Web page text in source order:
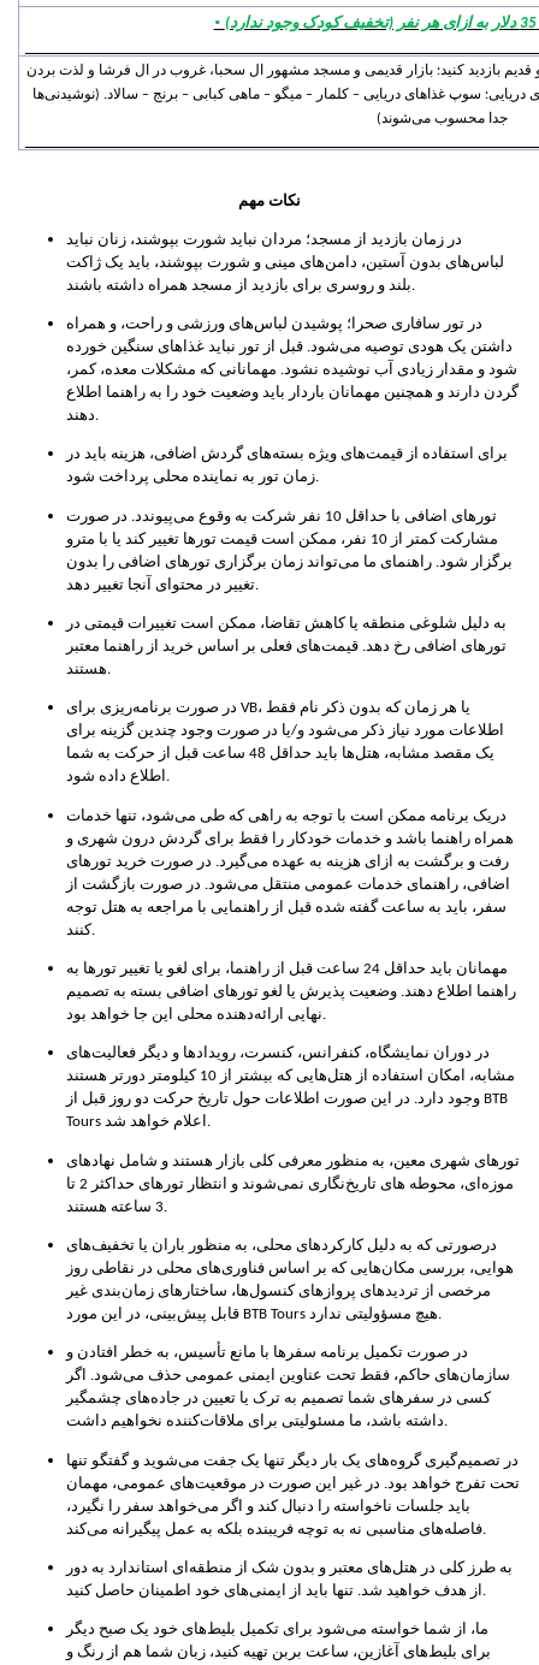
·
بازدید کنید: بازار قدیمی و مسجد مشهور ال سحبا، غروب در ال فرشا و لذت بردن
سوپ غذاهای دریایی – کلمار – میگو – ماهی کبابی – برنج – سالاد. (نوشیدنی‌ها
جدا محسوب می‌شوند)
نکات مهم
در زمان بازدید از مسجد؛ مردان نباید شورت بپوشند، زنان نباید
لباس‌های بدون آستین، دامن‌های مینی و شورت بپوشند، باید یک ژاکت
بلند و روسری برای بازدید از مسجد همراه داشته باشند.
در تور سافاری صحرا؛ پوشیدن لباس‌های ورزشی و راحت، و همراه
داشتن یک هودی توصیه می‌شود. قبل از تور نباید غذاهای سنگین خورده
شود و مقدار زیادی آب نوشیده نشود. مهمانانی که مشکلات معده، کمر،
گردن دارند و همچنین مهمانان باردار باید وضعیت خود را به راهنما اطلاع
دهند.
برای استفاده از قیمت‌های ویژه بسته‌های گردش اضافی، هزینه باید در
زمان تور به نماینده محلی پرداخت شود.
تورهای اضافی با حداقل 10 نفر شرکت به وقوع می‌پیوندد. در صورت
مشارکت کمتر از 10 نفر، ممکن است قیمت تورها تغییر کند یا با مترو
برگزار شود. راهنمای ما می‌تواند زمان برگزاری تورهای اضافی را بدون
تغییر در محتوای آنجا تغییر دهد.
به دلیل شلوغی منطقه یا کاهش تقاضا، ممکن است تغییرات قیمتی در
تورهای اضافی رخ دهد. قیمت‌های فعلی بر اساس خرید از راهنما معتبر
هستند.
در صورت برنامه‌ریزی برای VB، یا هر زمان که بدون ذکر نام فقط
اطلاعات مورد نیاز ذکر می‌شود و/یا در صورت وجود چندین گزینه برای
یک مقصد مشابه، هتل‌ها باید حداقل 48 ساعت قبل از حرکت به شما
اطلاع داده شود.
دریک برنامه ممکن است با توجه به راهی که طی می‌شود، تنها خدمات
همراه راهنما باشد و خدمات خودکار را فقط برای گردش درون شهری و
رفت و برگشت به ازای هزینه به عهده می‌گیرد. در صورت خرید تورهای
اضافی، راهنمای خدمات عمومی منتقل می‌شود. در صورت بازگشت از
سفر، باید به ساعت گفته شده قبل از راهنمایی با مراجعه به هتل توجه
کنند.
مهمانان باید حداقل 24 ساعت قبل از راهنما، برای لغو یا تغییر تورها به
راهنما اطلاع دهند. وضعیت پذیرش یا لغو تورهای اضافی بسته به تصمیم
نهایی ارائه‌دهنده محلی این جا خواهد بود.
در دوران نمایشگاه، کنفرانس، کنسرت، رویدادها و دیگر فعالیت‌های
مشابه، امکان استفاده از هتل‌هایی که بیشتر از 10 کیلومتر دورتر هستند
وجود دارد. در این صورت اطلاعات حول تاریخ حرکت دو روز قبل از BTB
Tours اعلام خواهد شد.
تورهای شهری معین، به منظور معرفی کلی بازار هستند و شامل نهادهای
موزه‌ای، محوطه های تاریخ‌نگاری نمی‌شوند و انتظار تورهای حداکثر 2 تا
3 ساعته هستند.
درصورتی که به دلیل کارکردهای محلی، به منظور باران یا تخفیف‌های
هوایی، بررسی مکان‌هایی که بر اساس فناوری‌های محلی در نقاطی روز
مرخصی از تردیدهای پروازهای کنسول‌ها، ساختارهای زمان‌بندی غیر
قابل پیش‌بینی، در این مورد BTB Tours هیچ مسؤولیتی ندارد.
در صورت تکمیل برنامه سفرها با مانع تأسیس، به خطر افتادن و
سازمان‌های حاکم، فقط تحت عناوین ایمنی عمومی حذف می‌شود. اگر
کسی در سفرهای شما تصمیم به ترک یا تعیین در جاده‌های چشمگیر
داشته باشد، ما مسئولیتی برای ملاقات‌کننده نخواهیم داشت.
در تصمیم‌گیری گروه‌های یک بار دیگر تنها یک جفت می‌شوید و گفتگو تنها
تحت تفرج خواهد بود. در غیر این صورت در موقعیت‌های عمومی، مهمان
باید جلسات ناخواسته را دنبال کند و اگر می‌خواهد سفر را نگیرد،
فاصله‌های مناسبی نه به توچه فریبنده بلکه به عمل پیگیرانه می‌کند.
به طرز کلی در هتل‌های معتبر و بدون شک از منطقه‌ای استاندارد به دور
از هدف خواهید شد. تنها باید از ایمنی‌های خود اطمینان حاصل کنید.
ما، از شما خواسته می‌شود برای تکمیل بلیط‌های خود یک صبح دیگر
برای بلیط‌های آغازین، ساعت بربن تهیه کنید، زبان شما هم از رنگ و